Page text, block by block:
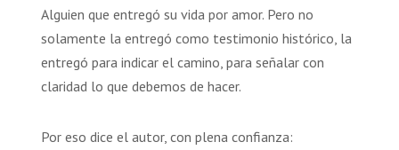
Alguien que entregó su vida por amor. Pero no
solamente la entregó como testimonio histórico, la
entregó para indicar el camino, para señalar con
claridad lo que debemos de hacer.
Por eso dice el autor, con plena confianza: